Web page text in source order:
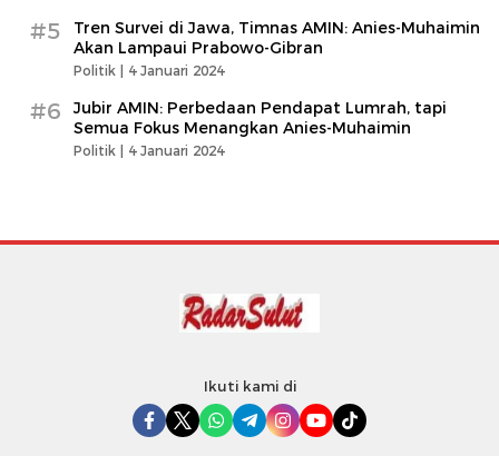
#5
Tren Survei di Jawa, Timnas AMIN: Anies-Muhaimin
Akan Lampaui Prabowo-Gibran
Politik | 4 Januari 2024
#6
Jubir AMIN: Perbedaan Pendapat Lumrah, tapi
Semua Fokus Menangkan Anies-Muhaimin
Politik | 4 Januari 2024
Ikuti kami di